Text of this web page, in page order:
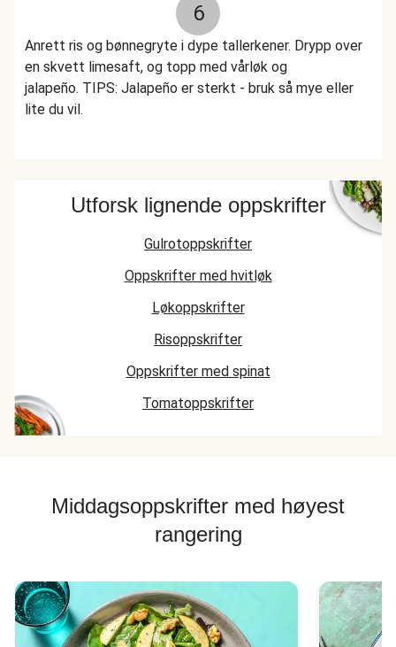
6
Anrett ris og bønnegryte i dype tallerkener. Drypp over
en skvett limesaft, og topp med vårløk og
jalapeño. TIPS: Jalapeño er sterkt - bruk så mye eller
lite du vil.
Utforsk lignende oppskrifter
Gulrotoppskrifter
Oppskrifter med hvitløk
Løkoppskrifter
Risoppskrifter
Oppskrifter med spinat
Tomatoppskrifter
Middagsoppskrifter med høyest
rangering